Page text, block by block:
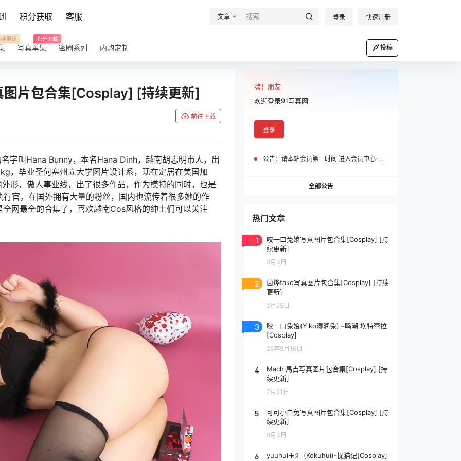
积分获取 客服 文章 登录 快速注册
续更新
写真单集
积分下载
密圈系列 内购定制 投稿
片包合集[Cosplay] [持续更新]
前往下载
字叫Hana Bunny，本名Hana Dinh，越南胡志明市人，出
，毕业圣何塞州立大学图片设计系，现在定居在美国加
形，傲人事业线，出了很多作品，作为模特的同时，也是
官。在国外拥有大量的粉丝，国内也流传着很多她的作
网最全的合集了，喜欢越南Cos风格的绅士们可以关注
嗨！朋友
欢迎登录91写真网
登录
公告： 请本站会员第一时间 进入会员中心-我的设置中为您的账号绑定邮箱!
全部公告
热门文章
1
咬一口兔娘写真图片包合集[Cosplay] [持
续更新]
8月3日
2
菌烨tako写真图片包合集[Cosplay] [持续
更新]
2月25日
3
咬一口兔娘(Yiko湿润兔) –鸣潮 坎特蕾拉
[Cosplay]
25年9月16日
4
Machi馬吉写真图片包合集[Cosplay] [持
续更新]
7月21日
5
可可小白兔写真图片包合集[Cosplay] [持
续更新]
8月3日
6 yuuhui玉汇 (Kokuhui)-捉猫记[Cosplay]